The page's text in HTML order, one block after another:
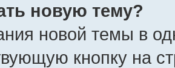
новую тему?
новой темы в
кнопку на